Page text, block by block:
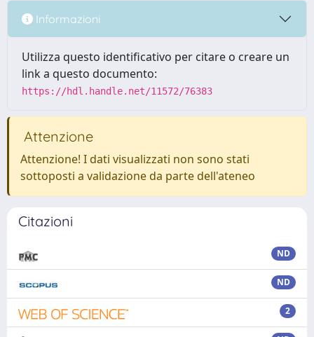
Informazioni
Utilizza questo identificativo per citare o creare un
link a questo documento:
https://hdl.handle.net/11572/76383
Attenzione
Attenzione! I dati visualizzati non sono stati
sottoposti a validazione da parte dell'ateneo
Citazioni
ND
ND
2